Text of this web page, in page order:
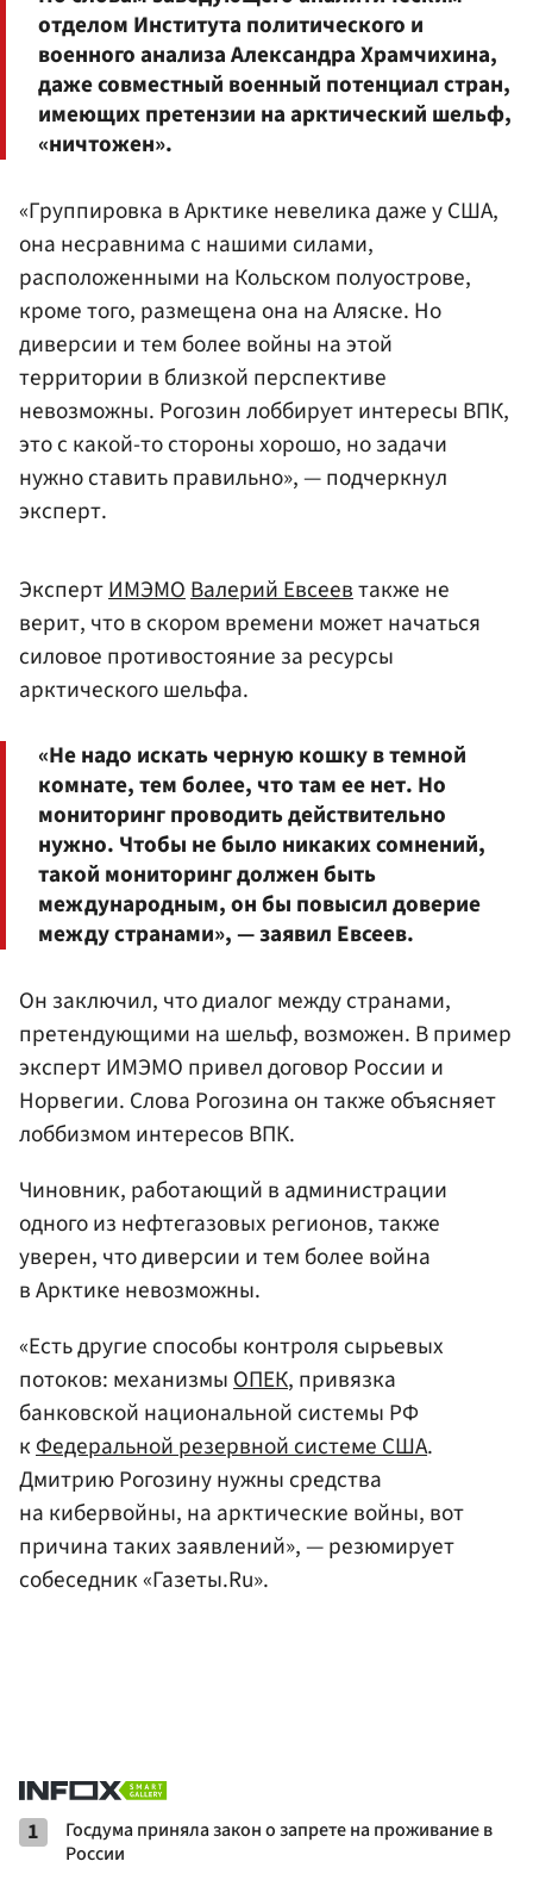
отделом Института политического и
военного анализа Александра Храмчихина,
даже совместный военный потенциал стран,
имеющих претензии на арктический шельф,
«ничтожен».
«Группировка в Арктике невелика даже у США,
она несравнима с нашими силами,
расположенными на Кольском полуострове,
кроме того, размещена она на Аляске. Но
диверсии и тем более войны на этой
территории в близкой перспективе
невозможны. Рогозин лоббирует интересы ВПК,
это с какой-то стороны хорошо, но задачи
нужно ставить правильно», — подчеркнул
эксперт.
ЭкспертИМЭМОВалерий Евсеевтакже не
верит, что в скором времени может начаться
силовое противостояние за ресурсы
арктического шельфа.
«Не надо искать черную кошку в темной
комнате, тем более, что там ее нет. Но
мониторинг проводить действительно
нужно. Чтобы не было никаких сомнений,
такой мониторинг должен быть
международным, он бы повысил доверие
между странами», — заявил Евсеев.
Он заключил, что диалог между странами,
претендующими на шельф, возможен. В пример
эксперт ИМЭМО привел договор России и
Норвегии. Слова Рогозина он также объясняет
лоббизмом интересов ВПК.
Чиновник, работающий в администрации
одного из нефтегазовых регионов, также
уверен, что диверсии и тем более война
в Арктике невозможны.
«Есть другие способы контроля сырьевых
потоков: механизмыОПЕК, привязка
банковской национальной системы РФ
кФедеральной резервной системе США.
Дмитрию Рогозину нужны средства
на кибервойны, на арктические войны, вот
причина таких заявлений», — резюмирует
собеседник «Газеты.Ru».
1
Госдума приняла закон о запрете на проживание в
России